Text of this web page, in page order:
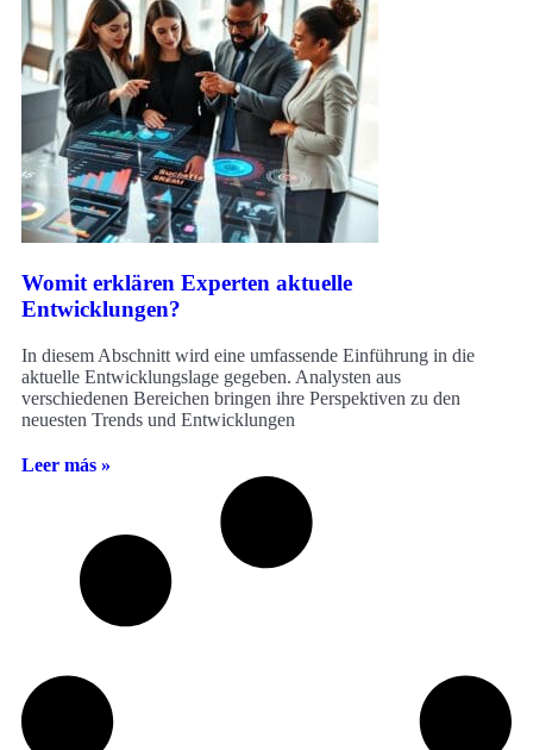
Womit erklären Experten aktuelle
Entwicklungen?
In diesem Abschnitt wird eine umfassende Einführung in die
aktuelle Entwicklungslage gegeben. Analysten aus
verschiedenen Bereichen bringen ihre Perspektiven zu den
neuesten Trends und Entwicklungen
Leer más »